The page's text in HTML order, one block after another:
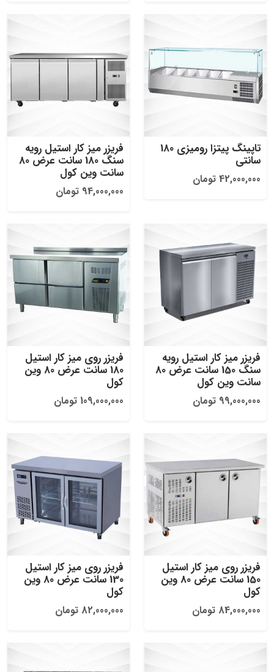
تاپینگ پیتزا رومیزی 180
سانتی
42,000,000 تومان
فریزر میز کار استیل رویه
سنگ 180 سانت عرض 80
سانت وین کول
94,000,000 تومان
فریزر میز کار استیل رویه
سنگ 150 سانت عرض 80
سانت وین کول
99,000,000 تومان
فریزر روی میز کار استیل
180 سانت عرض 80 وین
کول
109,000,000 تومان
فریزر روی میز کار استیل
150 سانت عرض 80 وین
کول
84,000,000 تومان
فریزر روی میز کار استیل
130 سانت عرض 80 وین
کول
82,000,000 تومان